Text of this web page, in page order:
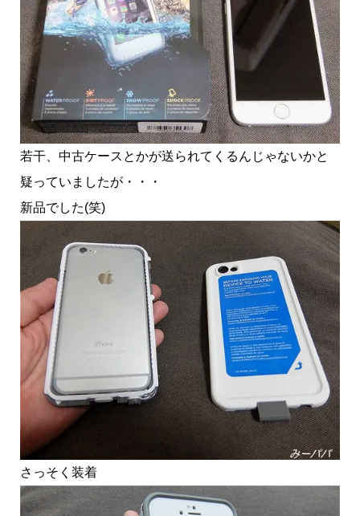
若干、中古ケースとかが送られてくるんじゃないかと
疑っていましたが・・・
新品でした(笑)
さっそく装着